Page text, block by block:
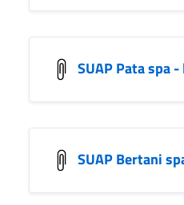
SUAP Pata spa
SUAP Bertani